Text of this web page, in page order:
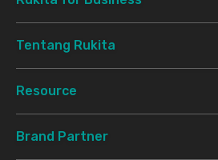
Tentang Rukita
Resource
Brand Partner